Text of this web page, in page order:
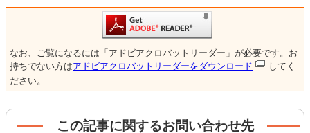
なお、ご覧になるには「アドビアクロバットリーダー」が必要です。お
持ちでない方はアドビアクロバットリーダーをダウンロード
してく
ださい。
この記事に関するお問い合わせ先